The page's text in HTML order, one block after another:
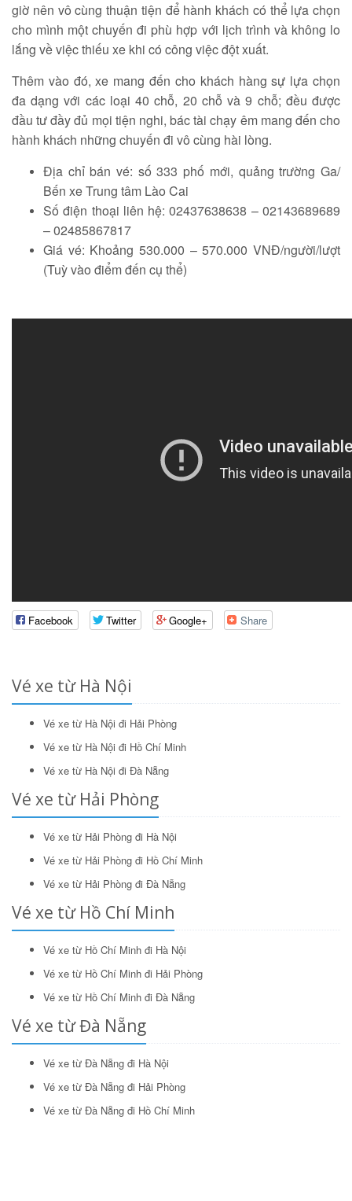
giờ nên vô cùng thuận tiện để hành khách có thể lựa chọn
cho mình một chuyến đi phù hợp với lịch trình và không lo
lắng về việc thiếu xe khi có công việc đột xuất.
Thêm vào đó, xe mang đến cho khách hàng sự lựa chọn
đa dạng với các loại 40 chỗ, 20 chỗ và 9 chỗ; đều được
đầu tư đầy đủ mọi tiện nghi, bác tài chạy êm mang đến cho
hành khách những chuyến đi vô cùng hài lòng.
Địa chỉ bán vé: số 333 phố mới, quảng trường Ga/
Bến xe Trung tâm Lào Cai
Số điện thoại liên hệ: 02437638638 – 02143689689
– 02485867817
Giá vé: Khoảng 530.000 – 570.000 VNĐ/người/lượt
(Tuỳ vào điểm đến cụ thể)
Facebook Twitter Google+ Share
Vé xe từ Hà Nội
Vé xe từ Hà Nội đi Hải Phòng
Vé xe từ Hà Nội đi Hồ Chí Minh
Vé xe từ Hà Nội đi Đà Nẵng
Vé xe từ Hải Phòng
Vé xe từ Hải Phòng đi Hà Nội
Vé xe từ Hải Phòng đi Hồ Chí Minh
Vé xe từ Hải Phòng đi Đà Nẵng
Vé xe từ Hồ Chí Minh
Vé xe từ Hồ Chí Minh đi Hà Nội
Vé xe từ Hồ Chí Minh đi Hải Phòng
Vé xe từ Hồ Chí Minh đi Đà Nẵng
Vé xe từ Đà Nẵng
Vé xe từ Đà Nẵng đi Hà Nội
Vé xe từ Đà Nẵng đi Hải Phòng
Vé xe từ Đà Nẵng đi Hồ Chí Minh